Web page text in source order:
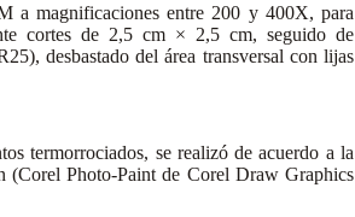
a magnificaciones entre 200 y 400X, para
cortes de 2,5 cm × 2,5 cm, seguido de
desbastado del área transversal con lijas
termorrociados, se realizó de acuerdo a la
(Corel Photo-Paint de Corel Draw Graphics